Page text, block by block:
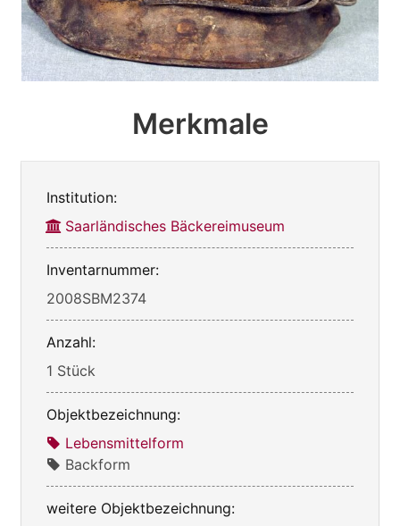
Merkmale
Institution:
Saarländisches Bäckereimuseum
Inventarnummer:
2008SBM2374
Anzahl:
1 Stück
Objektbezeichnung:
Lebensmittelform
Backform
weitere Objektbezeichnung: